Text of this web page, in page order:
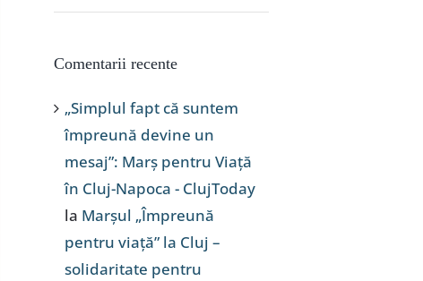
Comentarii recente
„Simplul fapt că suntem
împreună devine un
mesaj”: Marș pentru Viață
în Cluj-Napoca - ClujToday
la Marșul „Împreună
pentru viață” la Cluj –
solidaritate pentru